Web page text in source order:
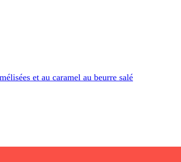
et au caramel au beurre salé